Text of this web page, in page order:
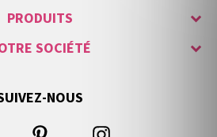
PRODUITS
SOCIÉTÉ
NOUS